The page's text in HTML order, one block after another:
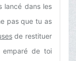
lancé dans les
pas que tu as
de restituer
de toi